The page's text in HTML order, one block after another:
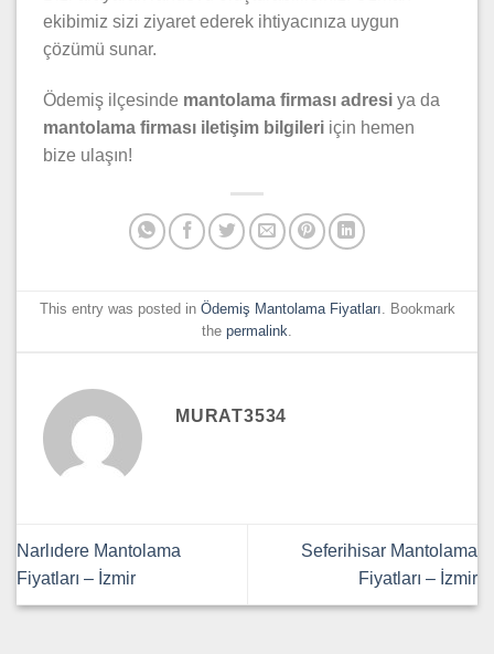
ekibimiz sizi ziyaret ederek ihtiyacınıza uygun
çözümü sunar.
Ödemiş ilçesinde mantolama firması adresi ya da
mantolama firması iletişim bilgileri için hemen
bize ulaşın!
This entry was posted in Ödemiş Mantolama Fiyatları. Bookmark
the permalink.
MURAT3534
Narlıdere Mantolama
Fiyatları – İzmir
Seferihisar Mantolama
Fiyatları – İzmir